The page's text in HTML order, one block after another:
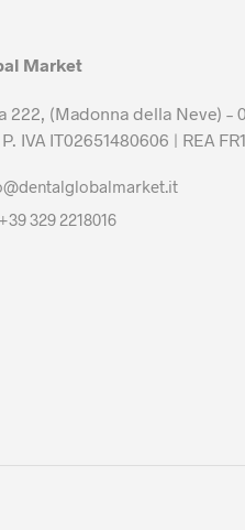
Market
222, (Madonna della Neve) –
IVA IT02651480606 | REA
329 2218016